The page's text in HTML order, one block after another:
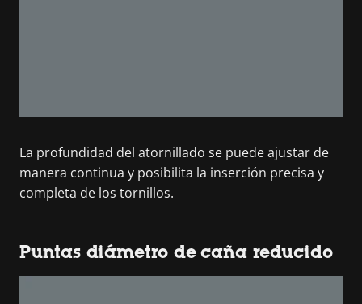
La profundidad del atornillado se puede ajustar de
manera continua y posibilita la inserción precisa y
completa de los tornillos.
Puntas diámetro de caña reducido